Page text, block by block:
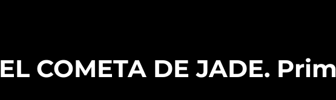
EL COMETA DE JADE.